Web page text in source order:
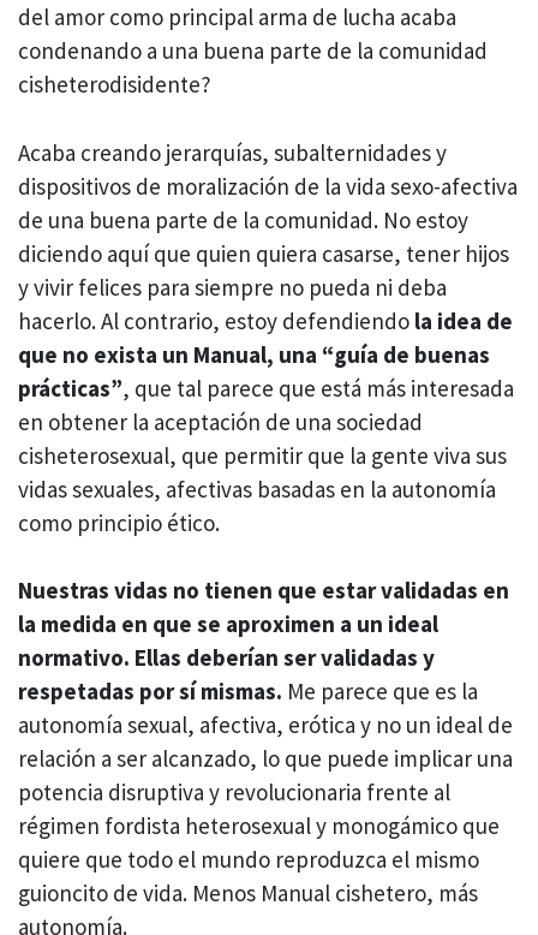
del amor como principal arma de lucha acaba
condenando a una buena parte de la comunidad
cisheterodisidente?
Acaba creando jerarquías, subalternidades y
dispositivos de moralización de la vida sexo-afectiva
de una buena parte de la comunidad. No estoy
diciendo aquí que quien quiera casarse, tener hijos
y vivir felices para siempre no pueda ni deba
hacerlo. Al contrario, estoy defendiendo la idea de
que no exista un Manual, una “guía de buenas
prácticas”, que tal parece que está más interesada
en obtener la aceptación de una sociedad
cisheterosexual, que permitir que la gente viva sus
vidas sexuales, afectivas basadas en la autonomía
como principio ético.
Nuestras vidas no tienen que estar validadas en
la medida en que se aproximen a un ideal
normativo. Ellas deberían ser validadas y
respetadas por sí mismas. Me parece que es la
autonomía sexual, afectiva, erótica y no un ideal de
relación a ser alcanzado, lo que puede implicar una
potencia disruptiva y revolucionaria frente al
régimen fordista heterosexual y monogámico que
quiere que todo el mundo reproduzca el mismo
guioncito de vida. Menos Manual cishetero, más
autonomía.